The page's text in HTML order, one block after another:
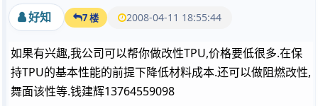
好知 7 楼 2008-04-11 18:55:44
如果有兴趣,我公司可以帮你做改性TPU,价格要低很多.在保
持TPU的基本性能的前提下降低材料成本.还可以做阻燃改性,
舞面该性等.钱建辉13764559098